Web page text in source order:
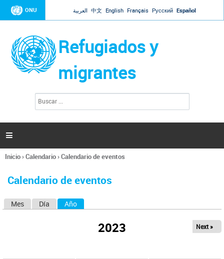
Jump to navigation
ONU العربية 中文 English Français Русский Español
Refugiados y
migrantes
l
s

Se
usted
Inicio›Calendario›Calendario de eventos
Calendario de eventos
Mes Día Año
2023 Next »